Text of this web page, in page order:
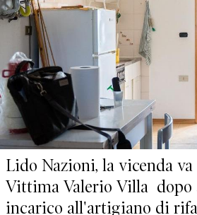
Lido Nazioni, la vicenda va
Vittima Valerio Villa dopo
incarico all'artigiano di